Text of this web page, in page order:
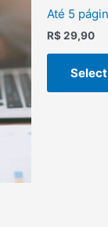
Até 5
R$29,90